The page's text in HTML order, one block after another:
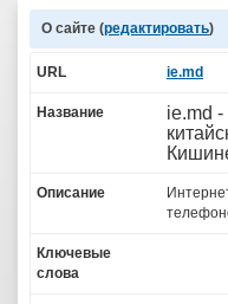
О сайте (редактировать)
URL ie.md
Название
ie.md
Описание
Ключевые
слова